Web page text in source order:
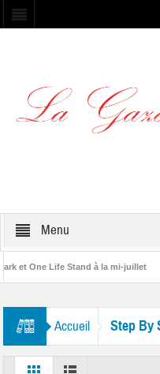
Menu
et One Life Stand à la mi-juillet
Accueil Step By